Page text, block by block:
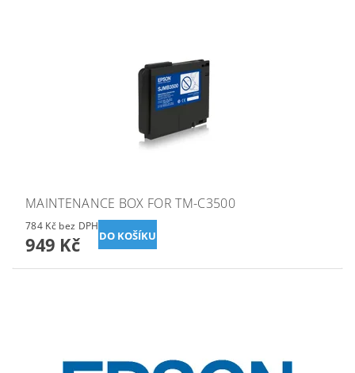
MAINTENANCE BOX FOR TM-C3500
784 Kč bez DPH
949 Kč